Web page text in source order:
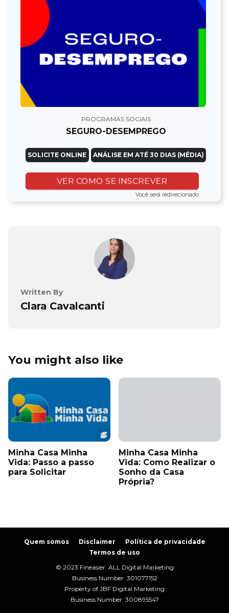
PROGRAMAS SOCIAIS
SEGURO-DESEMPREGO
SOLICITE ONLINE ANÁLISE EM ATÉ 30 DIAS (MÉDIA)
VER COMO SE INSCREVER
Você será redirecionado
Written By
Clara Cavalcanti
You might also like
Minha Casa Minha
Vida: Passo a passo
para Solicitar
Minha Casa Minha
Vida: Como Realizar o
Sonho da Casa
Própria?
Quem somos Disclaimer
Política de privacidade
Termos de uso
© 2023 Fineasier. ALL Digital Marketing
Business Number: 301077152
Property of JBF Digital Marketing
Business Number: 300895547